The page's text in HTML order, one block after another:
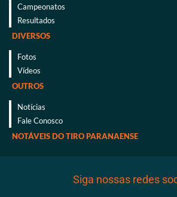
Campeonatos
Resultados
DIVERSOS
Fotos
Vídeos
OUTROS
Notícias
Fale Conosco
NOTÁVEIS DO TIRO PARANAENSE
Siga nossas redes